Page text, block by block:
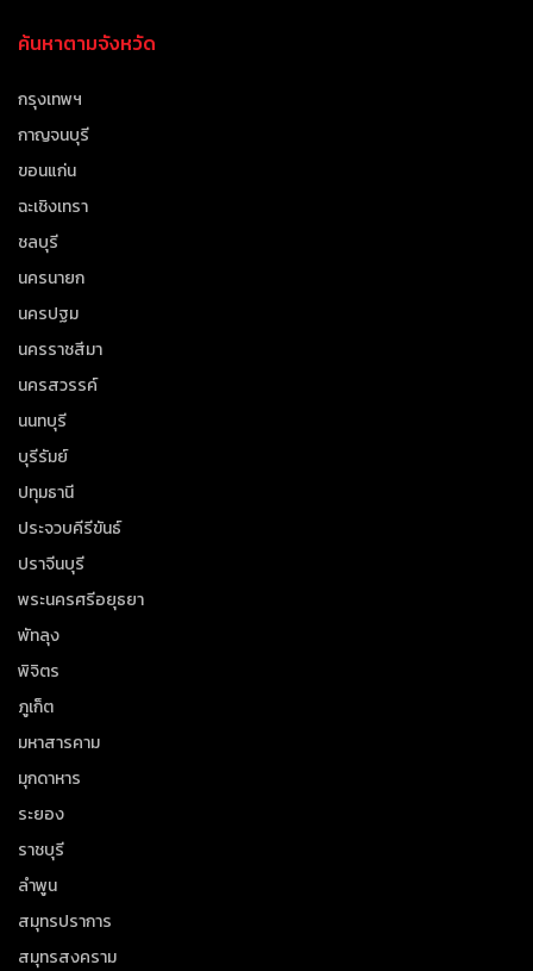
ค้นหาตามจังหวัด
กรุงเทพฯ
กาญจนบุรี
ขอนแก่น
ฉะเชิงเทรา
ชลบุรี
นครนายก
นครปฐม
นครราชสีมา
นครสวรรค์
นนทบุรี
บุรีรัมย์
ปทุมธานี
ประจวบคีรีขันธ์
ปราจีนบุรี
พระนครศรีอยุธยา
พัทลุง
พิจิตร
ภูเก็ต
มหาสารคาม
มุกดาหาร
ระยอง
ราชบุรี
ลำพูน
สมุทรปราการ
สมุทรสงคราม